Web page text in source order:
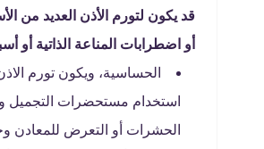
قد يكون لتورم الأذن العديد من
أو اضطرابات المناعة الذاتية
الحساسية، ويكون تورم
استخدام مستحضرات التجميل
الحشرات أو التعرض للمعادن